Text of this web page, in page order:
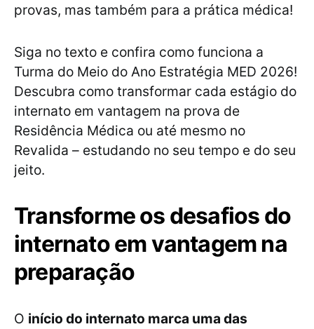
provas, mas também para a prática médica!
Siga no texto e confira como funciona a
Turma do Meio do Ano Estratégia MED 2026!
Descubra como transformar cada estágio do
internato em vantagem na prova de
Residência Médica ou até mesmo no
Revalida – estudando no seu tempo e do seu
jeito.
Transforme os desafios do
internato em vantagem na
preparação
O início do internato marca uma das